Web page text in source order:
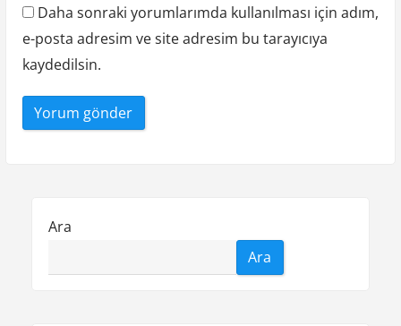
Daha sonraki yorumlarımda kullanılması için adım,
e-posta adresim ve site adresim bu tarayıcıya
kaydedilsin.
Ara
Ara